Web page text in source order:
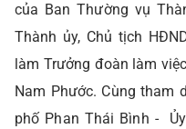
của Ban Thường vụ
Thành ủy, Chủ tịch
làm Trưởng đoàn làm
Nam Phước. Cùng tham
phố Phan Thái Bình -